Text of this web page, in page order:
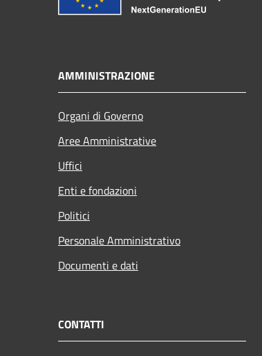
AMMINISTRAZIONE
Organi di Governo
Aree Amministrative
Uffici
Enti e fondazioni
Politici
Personale Amministrativo
Documenti e dati
CONTATTI